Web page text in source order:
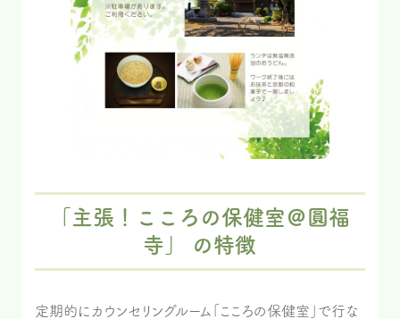
「主張！こころの保健室＠圓福
寺」 の特徴
定期的にカウンセリングルーム「こころの保健室」で行な